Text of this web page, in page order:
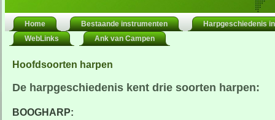
Home Bestaande instrumenten
Harpgeschiedenis
WebLinks
Ank van Campen
Hoofdsoorten harpen
De harpgeschiedenis kent drie soorten harpen:
BOOGHARP: